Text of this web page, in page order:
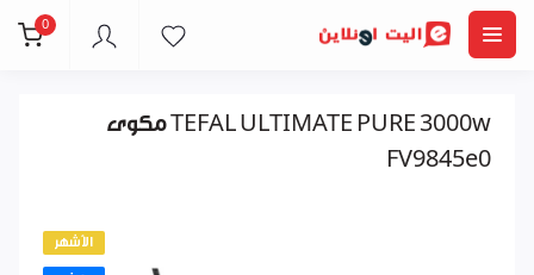
0
مكوى TEFAL ULTIMATE PURE 3000w
FV9845e0
الأشهر